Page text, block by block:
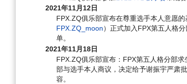
2021年11月12日
FPX.ZQ俱乐部宣布在尊重选手本人意愿
FPX.ZQ_moon）正式加入FPX第五人格
单。
2021年11月18日
FPX.ZQ俱乐部宣布：FPX第五人格分部求
部与选手本人商议，决定给予谢振宇严肃
容。